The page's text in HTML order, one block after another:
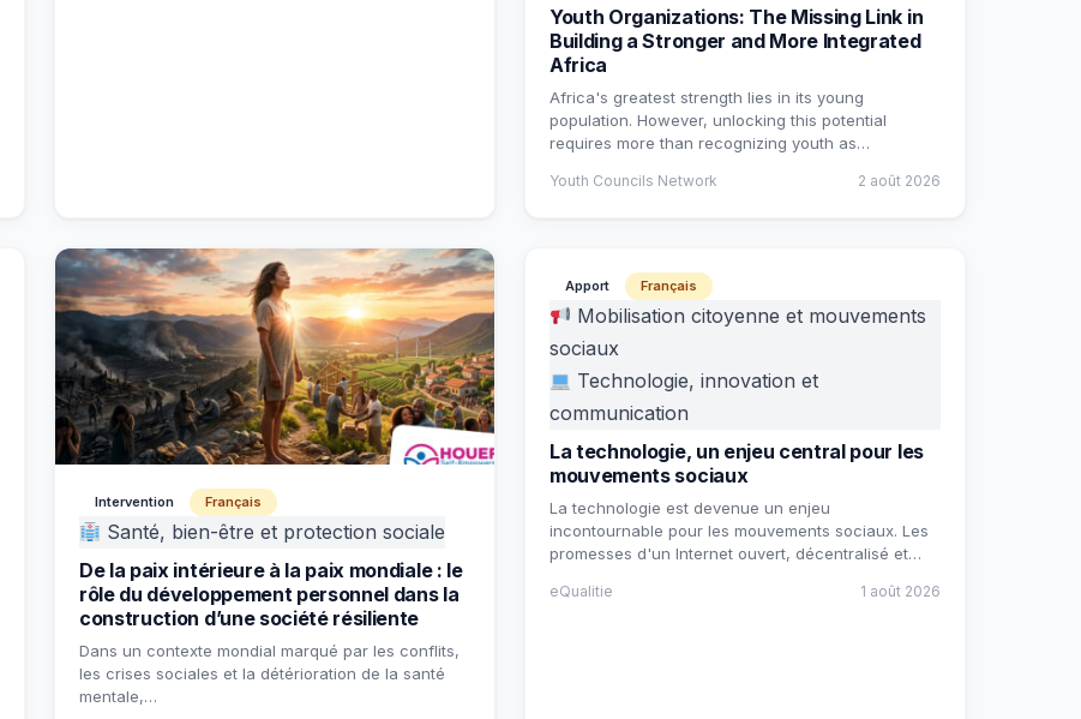
Youth Organizations: The Missing Link in
Building a Stronger and More Integrated
Africa
Africa's greatest strength lies in its young
population. However, unlocking this potential
requires more than recognizing youth as…
Youth Councils Network 2 août 2026
Intervention Français
Santé, bien-être et protection sociale
De la paix intérieure à la paix mondiale : le
rôle du développement personnel dans la
construction d’une société résiliente
Dans un contexte mondial marqué par les conflits,
les crises sociales et la détérioration de la santé
mentale,…
Apport Français
Mobilisation citoyenne et mouvements
sociaux
Technologie, innovation et
communication
La technologie, un enjeu central pour les
mouvements sociaux
La technologie est devenue un enjeu
incontournable pour les mouvements sociaux. Les
promesses d'un Internet ouvert, décentralisé et…
eQualitie 1 août 2026